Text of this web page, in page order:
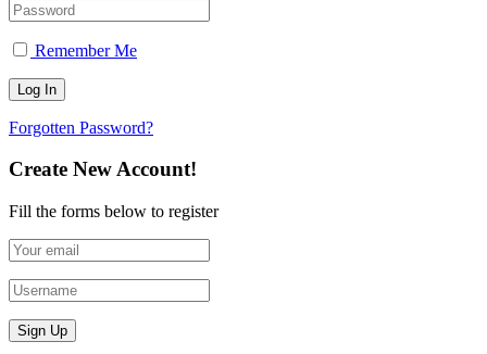
Remember Me
Forgotten Password?
Create New Account!
Fill the forms below to register